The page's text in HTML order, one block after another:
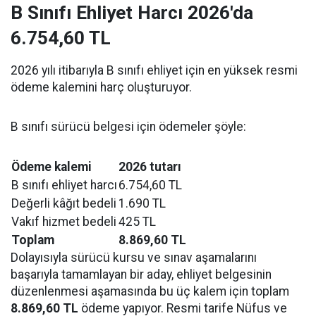
B Sınıfı Ehliyet Harcı 2026'da
6.754,60 TL
2026 yılı itibarıyla B sınıfı ehliyet için en yüksek resmi
ödeme kalemini harç oluşturuyor.
B sınıfı sürücü belgesi için ödemeler şöyle:
Ödeme kalemi
2026 tutarı
B sınıfı ehliyet harcı 6.754,60 TL
Değerli kâğıt bedeli 1.690 TL
Vakıf hizmet bedeli 425 TL
Toplam
8.869,60 TL
Dolayısıyla sürücü kursu ve sınav aşamalarını
başarıyla tamamlayan bir aday, ehliyet belgesinin
düzenlenmesi aşamasında bu üç kalem için toplam
8.869,60 TL ödeme yapıyor. Resmi tarife Nüfus ve